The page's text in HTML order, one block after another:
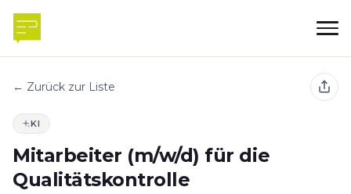
← Zurück zur Liste
KI
Mitarbeiter (m/w/d) für die
Qualitätskontrolle